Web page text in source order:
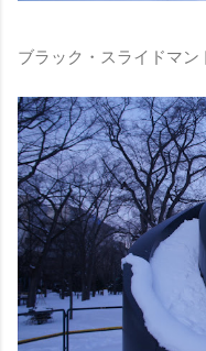
ブラック・スライドマン